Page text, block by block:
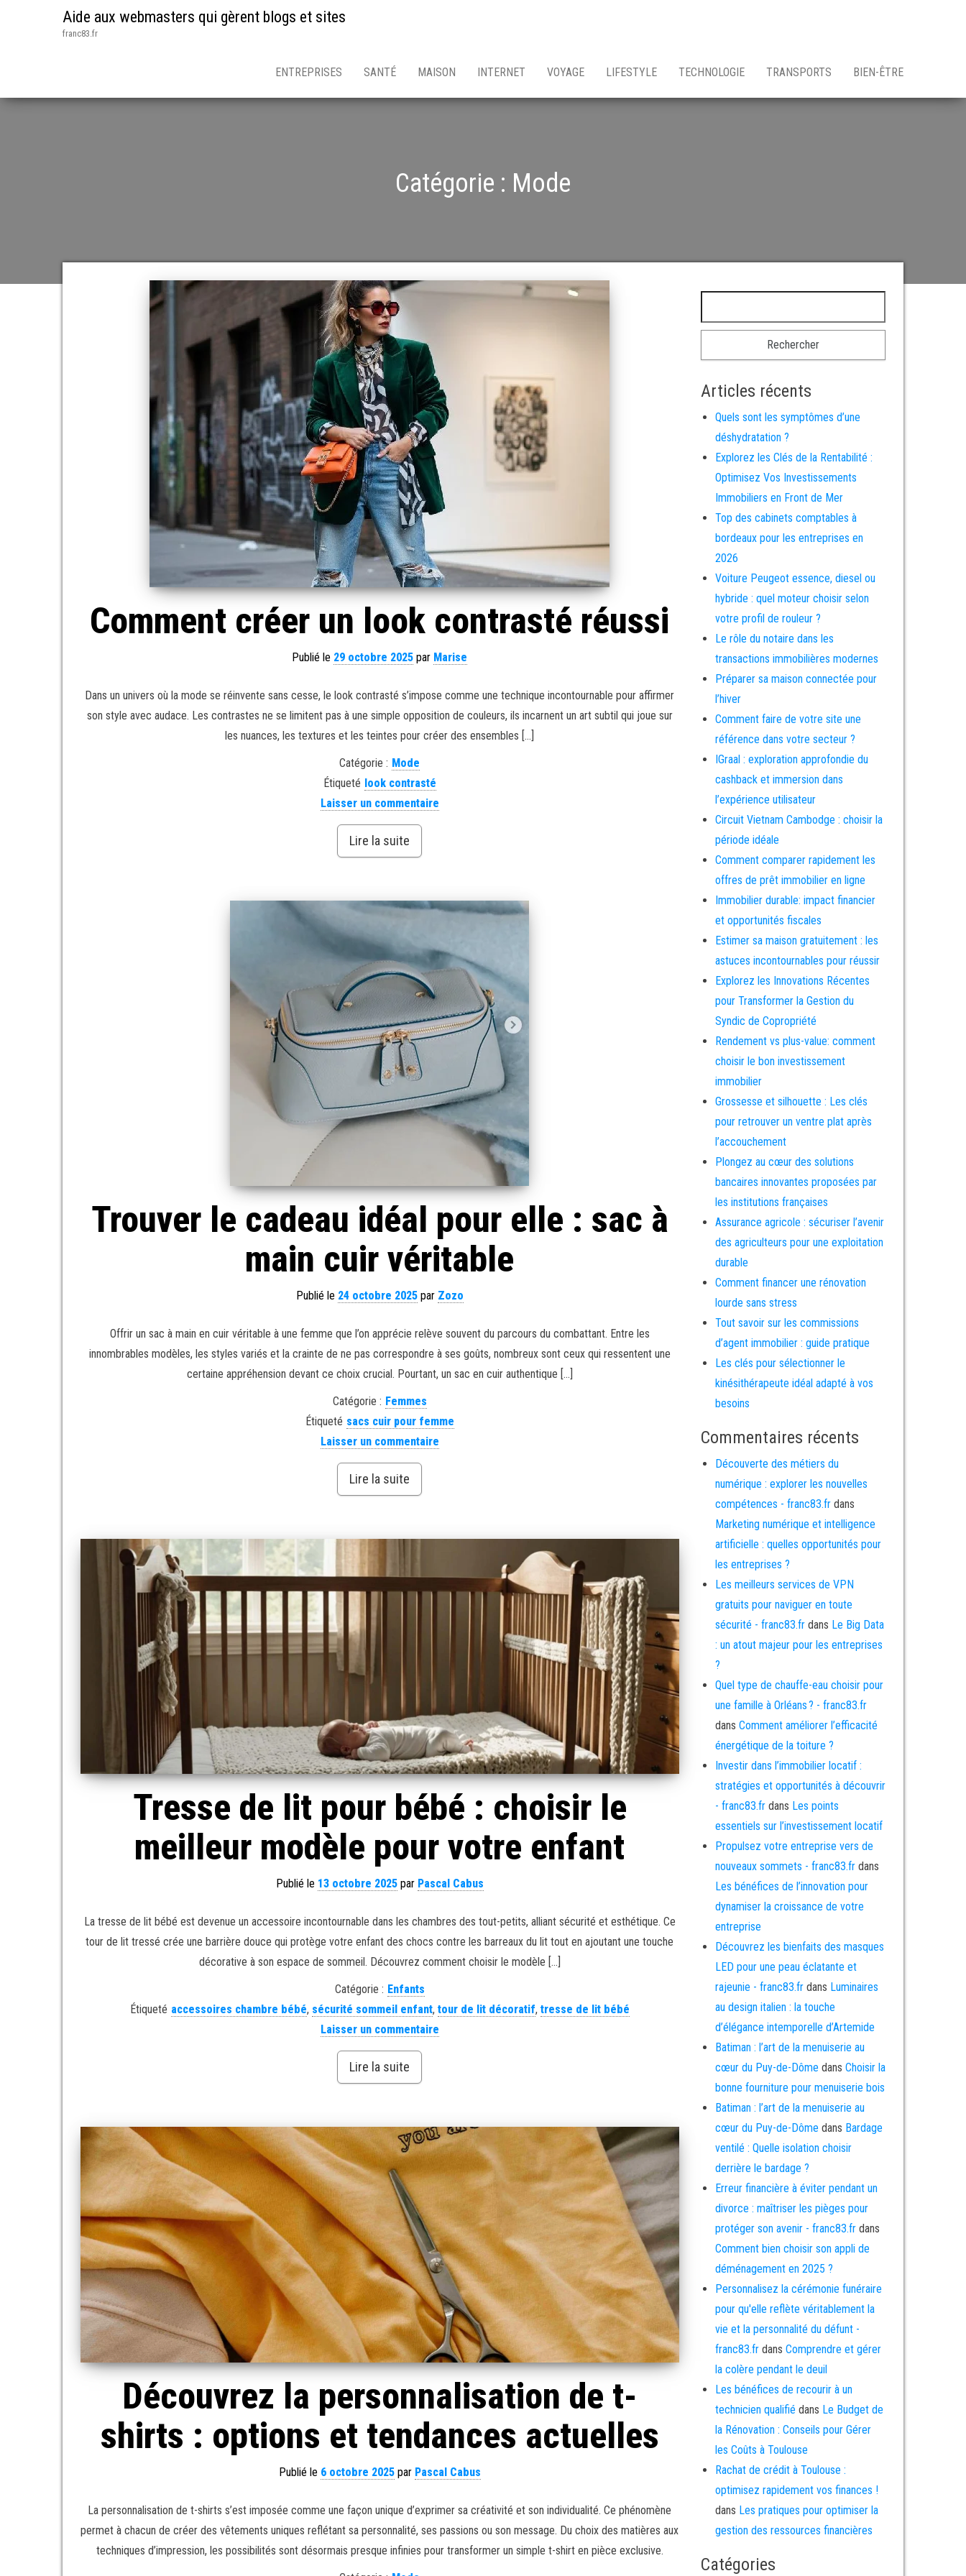
Aide aux webmasters qui gèrent blogs et sites
franc83.fr
ENTREPRISES SANTÉ MAISON INTERNET VOYAGE LIFESTYLE TECHNOLOGIE TRANSPORTS BIEN-ÊTRE
Catégorie : Mode
Comment créer un look contrasté réussi
Publié le 29 octobre 2025 par Marise
Dans un univers où la mode se réinvente sans cesse, le look contrasté s’impose comme une technique incontournable pour affirmer
son style avec audace. Les contrastes ne se limitent pas à une simple opposition de couleurs, ils incarnent un art subtil qui joue sur
les nuances, les textures et les teintes pour créer des ensembles […]
Catégorie : Mode
Étiqueté look contrasté
Laisser un commentaire
Lire la suite
Trouver le cadeau idéal pour elle : sac à
main cuir véritable
Publié le 24 octobre 2025par Zozo
Offrir un sac à main en cuir véritable à une femme que l’on apprécie relève souvent du parcours du combattant. Entre les
innombrables modèles, les styles variés et la crainte de ne pas correspondre à ses goûts, nombreux sont ceux qui ressentent une
certaine appréhension devant ce choix crucial. Pourtant, un sac en cuir authentique […]
Catégorie : Femmes
Étiqueté sacs cuir pour femme
Laisser un commentaire
Lire la suite
Tresse de lit pour bébé : choisir le
meilleur modèle pour votre enfant
Publié le 13 octobre 2025par Pascal Cabus
La tresse de lit bébé est devenue un accessoire incontournable dans les chambres des tout-petits, alliant sécurité et esthétique. Ce
tour de lit tressé crée une barrière douce qui protège votre enfant des chocs contre les barreaux du lit tout en ajoutant une touche
décorative à son espace de sommeil. Découvrez comment choisir le modèle […]
Catégorie : Enfants
Étiqueté accessoires chambre bébé, sécurité sommeil enfant, tour de lit décoratif, tresse de lit bébé
Laisser un commentaire
Lire la suite
Découvrez la personnalisation de t-
shirts : options et tendances actuelles
Publié le 6 octobre 2025par Pascal Cabus
La personnalisation de t-shirts s’est imposée comme une façon unique d’exprimer sa créativité et son individualité. Ce phénomène
permet à chacun de créer des vêtements uniques reflétant sa personnalité, ses passions ou son message. Du choix des matières aux
techniques d’impression, les possibilités sont désormais presque infinies pour transformer un simple t-shirt en pièce exclusive.
Articles récents
Quels sont les symptômes d’une
déshydratation ?
Explorez les Clés de la Rentabilité :
Optimisez Vos Investissements
Immobiliers en Front de Mer
Top des cabinets comptables à
bordeaux pour les entreprises en
2026
Voiture Peugeot essence, diesel ou
hybride : quel moteur choisir selon
votre profil de rouleur ?
Le rôle du notaire dans les
transactions immobilières modernes
Préparer sa maison connectée pour
l’hiver
Comment faire de votre site une
référence dans votre secteur ?
IGraal : exploration approfondie du
cashback et immersion dans
l’expérience utilisateur
Circuit Vietnam Cambodge : choisir la
période idéale
Comment comparer rapidement les
offres de prêt immobilier en ligne
Immobilier durable: impact financier
et opportunités fiscales
Estimer sa maison gratuitement : les
astuces incontournables pour réussir
Explorez les Innovations Récentes
pour Transformer la Gestion du
Syndic de Copropriété
Rendement vs plus-value: comment
choisir le bon investissement
immobilier
Grossesse et silhouette : Les clés
pour retrouver un ventre plat après
l’accouchement
Plongez au cœur des solutions
bancaires innovantes proposées par
les institutions françaises
Assurance agricole : sécuriser l’avenir
des agriculteurs pour une exploitation
durable
Comment financer une rénovation
lourde sans stress
Tout savoir sur les commissions
d’agent immobilier : guide pratique
Les clés pour sélectionner le
kinésithérapeute idéal adapté à vos
besoins
Commentaires récents
Découverte des métiers du
numérique : explorer les nouvelles
compétences - franc83.frdans
Marketing numérique et intelligence
artificielle : quelles opportunités pour
les entreprises ?
Les meilleurs services de VPN
gratuits pour naviguer en toute
sécurité - franc83.frdans Le Big Data
: un atout majeur pour les entreprises
?
Quel type de chauffe-eau choisir pour
une famille à Orléans ? - franc83.fr
dans Comment améliorer l’efficacité
énergétique de la toiture ?
Investir dans l’immobilier locatif :
stratégies et opportunités à découvrir
- franc83.frdans Les points
essentiels sur l’investissement locatif
Propulsez votre entreprise vers de
nouveaux sommets - franc83.frdans
Les bénéfices de l’innovation pour
dynamiser la croissance de votre
entreprise
Découvrez les bienfaits des masques
LED pour une peau éclatante et
rajeunie - franc83.frdans Luminaires
au design italien : la touche
d’élégance intemporelle d’Artemide
Batiman : l’art de la menuiserie au
cœur du Puy-de-Dôme dans Choisir la
bonne fourniture pour menuiserie bois
Batiman : l’art de la menuiserie au
cœur du Puy-de-Dôme dans Bardage
ventilé : Quelle isolation choisir
derrière le bardage ?
Erreur financière à éviter pendant un
divorce : maîtriser les pièges pour
protéger son avenir - franc83.frdans
Comment bien choisir son appli de
déménagement en 2025 ?
Personnalisez la cérémonie funéraire
pour qu'elle reflète véritablement la
vie et la personnalité du défunt -
franc83.frdans Comprendre et gérer
la colère pendant le deuil
Les bénéfices de recourir à un
technicien qualifié dans Le Budget de
la Rénovation : Conseils pour Gérer
les Coûts à Toulouse
Rachat de crédit à Toulouse :
optimisez rapidement vos finances !
dans Les pratiques pour optimiser la
gestion des ressources financières
Catégories